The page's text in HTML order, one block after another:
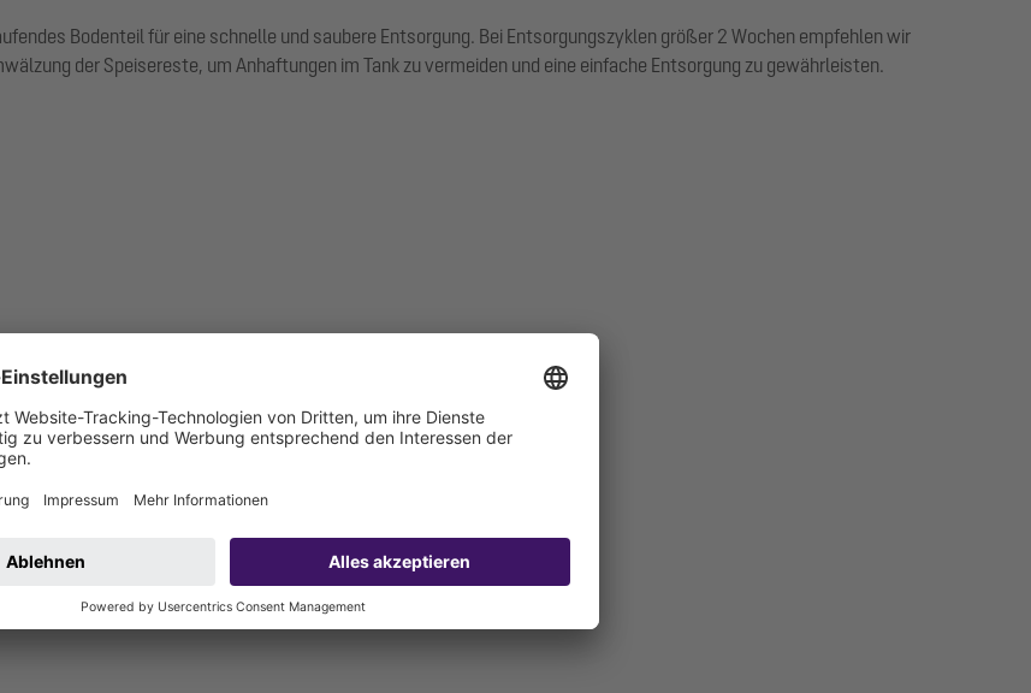
Bodenteil für eine schnelle und saubere Entsorgung. Bei Entsorgungszyklen größer 2 Wochen empfehlen wir
der Speisereste, um Anhaftungen im Tank zu vermeiden und eine einfache Entsorgung zu gewährleisten.
16
Dach notwendig)